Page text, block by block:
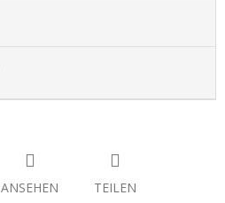
ANSEHEN TEILEN